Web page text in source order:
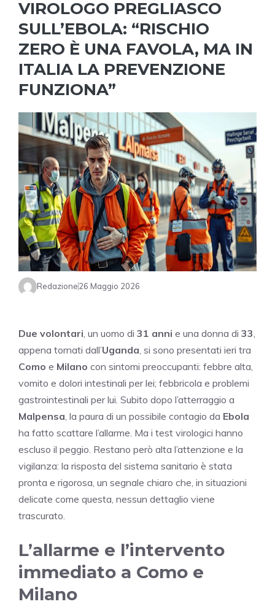
VIROLOGO PREGLIASCO
SULL’EBOLA: “RISCHIO
ZERO È UNA FAVOLA, MA IN
ITALIA LA PREVENZIONE
FUNZIONA”
Redazione26 Maggio 2026
Due volontari , un uomo di 31 anni e una donna di 33
appena tornati dall’Uganda , si sono presentati ieri tra
Como e Milano con sintomi preoccupanti: febbre alta,
vomito e dolori intestinali per lei; febbricola e problemi
gastrointestinali per lui. Subito dopo l’atterraggio a
Malpensa , la paura di un possibile contagio da Ebola
ha fatto scattare l’allarme. Ma i test virologici hanno
escluso il peggio. Restano però alta l’attenzione e la
vigilanza: la risposta del sistema sanitario è stata
pronta e rigorosa, un segnale chiaro che, in situazioni
delicate come questa, nessun dettaglio viene
trascurato.
L’allarme e l’intervento
immediato a Como e
Milano